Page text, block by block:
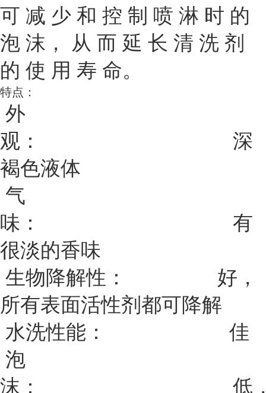
可 减 少 和 控 制 喷 淋 时 的
泡 沫， 从 而 延 长 清 洗 剂
的 使 用 寿 命。
特点 ：
外
观：
深
褐色液体
气
味：
有
很淡的香味
生物降解性：
好，
所有表面活性剂 都可降解
水洗性能：
佳
泡
沫：
低